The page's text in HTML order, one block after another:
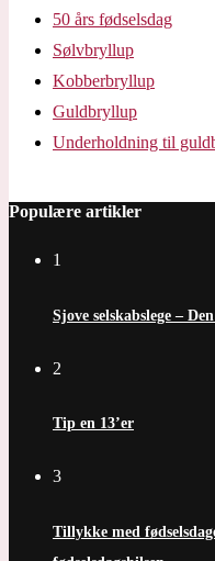
50 års fødselsdag
Sølvbryllup
Kobberbryllup
Guldbryllup
Underholdning til
Populære artikler
1
Sjove selskabslege –
2
Tip en 13’er
3
Tillykke med